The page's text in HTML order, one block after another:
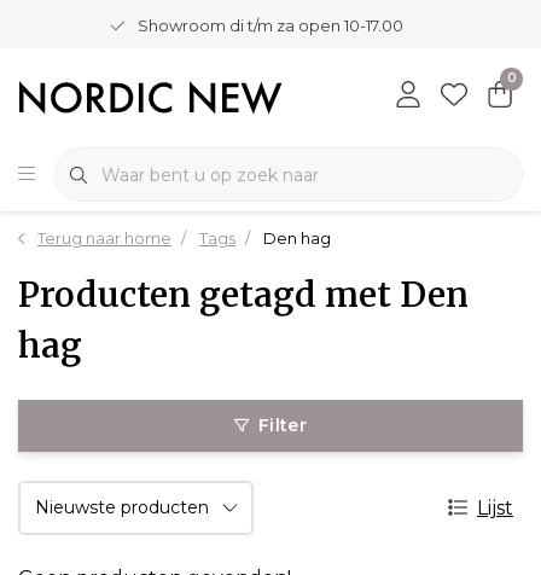
Showroom di t/m za open 10-17.00
0
Terug naar home Tags Den hag
Producten getagd met Den
hag
Filter
Lijst